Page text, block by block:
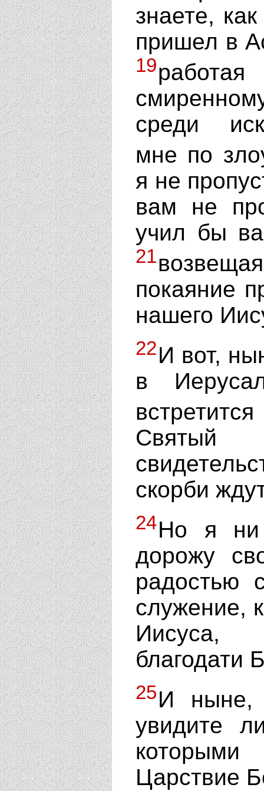
знаете,
пришел в
19
среди
мне по
я не
вам не
учил бы
21
покаяние
нашего
22И вот,
в
скорби
24Но я
дорожу
радостью
служение,
Иисуса,
благодати
25И ныне,
увидите
Царствие